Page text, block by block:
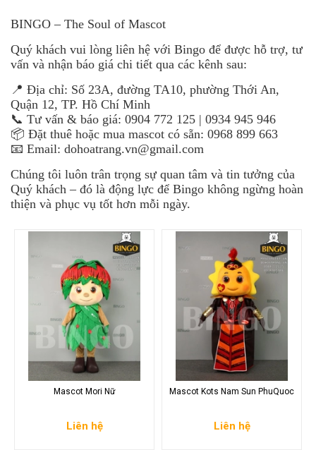
BINGO – The Soul of Mascot
Quý khách vui lòng liên hệ với Bingo để được hỗ trợ, tư
vấn và nhận báo giá chi tiết qua các kênh sau:
📍 Địa chỉ: Số 23A, đường TA10, phường Thới An,
Quận 12, TP. Hồ Chí Minh
📞 Tư vấn & báo giá: 0904 772 125 | 0934 945 946
📦 Đặt thuê hoặc mua mascot có sẵn: 0968 899 663
📧 Email: dohoatrang.vn@gmail.com
Chúng tôi luôn trân trọng sự quan tâm và tin tưởng của
Quý khách – đó là động lực để Bingo không ngừng hoàn
thiện và phục vụ tốt hơn mỗi ngày.
Mascot Mori Nữ
Liên hệ
Mascot Kots Nam Sun PhuQuoc
Liên hệ